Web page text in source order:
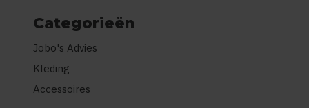
Categorieën
Jobo's Advies
Kleding
Accessoires